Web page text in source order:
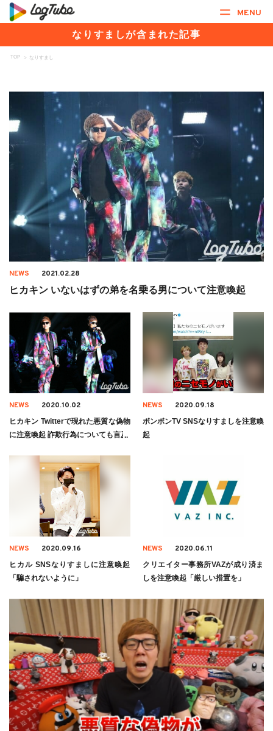
MENU
なりすましが含まれた記事
TOP > なりすまし
NEWS 2021.02.28
ヒカキン いないはずの弟を名乗る男について注意喚起
NEWS 2020.10.02
ヒカキン Twitterで現れた悪質な偽物
に注意喚起 詐欺行為についても言及
NEWS 2020.09.18
ボンボンTV SNSなりすましを注意喚
起
NEWS 2020.09.16
ヒカル SNSなりすましに注意喚起
「騙されないように」
NEWS 2020.06.11
クリエイター事務所VAZが成り済ま
しを注意喚起「厳しい措置を」